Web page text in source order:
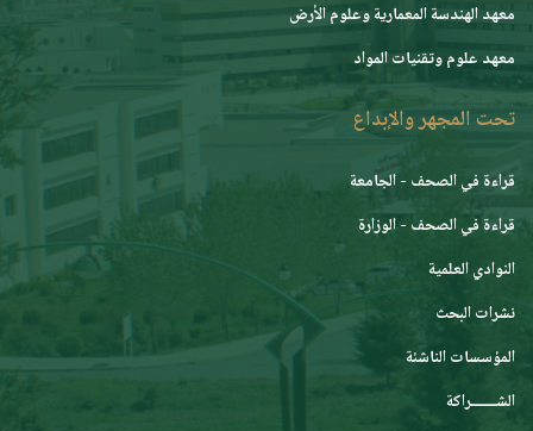
معهد الهندسة المعمارية وعلوم الأرض
معهد علوم وتقنيات المواد
تحت المجهر والإبداع
قراءة في الصحف - الجامعة
قراءة في الصحف - الوزارة
النوادي العلمية
نشرات البحث
المؤسسات الناشئة
الشـــــــراكة